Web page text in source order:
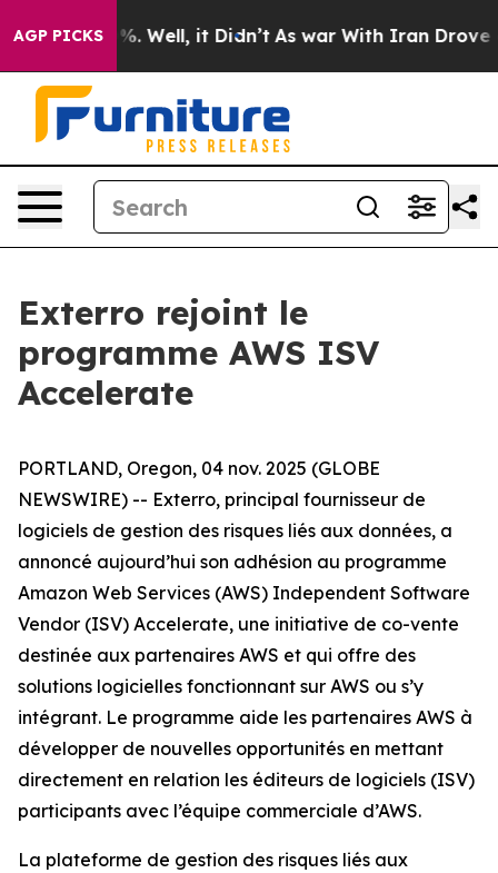
AGP PICKS
40%. Well, it Didn’t As war With Iran Drove oil
Exterro rejoint le
programme AWS ISV
Accelerate
PORTLAND, Oregon, 04 nov. 2025 (GLOBE
NEWSWIRE) -- Exterro, principal fournisseur de
logiciels de gestion des risques liés aux données, a
annoncé aujourd’hui son adhésion au programme
Amazon Web Services (AWS) Independent Software
Vendor (ISV) Accelerate, une initiative de co-vente
destinée aux partenaires AWS et qui offre des
solutions logicielles fonctionnant sur AWS ou s’y
intégrant. Le programme aide les partenaires AWS à
développer de nouvelles opportunités en mettant
directement en relation les éditeurs de logiciels (ISV)
participants avec l’équipe commerciale d’AWS.
La plateforme de gestion des risques liés aux